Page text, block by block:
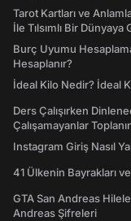
Tarot Kartları ve
İle Tılsımlı Bir Dünyaya
Burç Uyumu
Hesaplanır?
İdeal Kilo Nedir? İdeal
Ders Çalışırken
Çalışamayanlar
Instagram Giriş Nasıl
41 Ülkenin Bayrakları
GTA San Andreas
Andreas Şifreleri